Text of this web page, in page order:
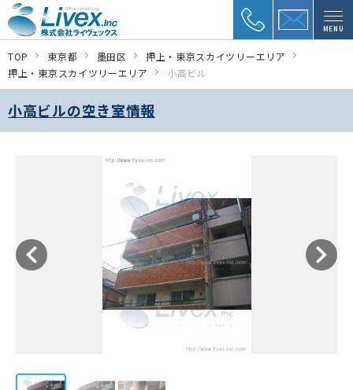
MENU
TOP 東京都 墨田区
押上・東京スカイツリーエリア
押上・東京スカイツリーエリア
小高ビル
小高ビルの空き室情報